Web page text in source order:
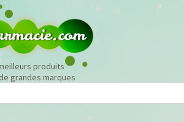
produits
grandes marques